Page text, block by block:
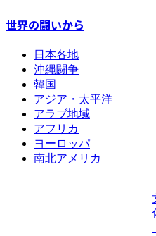
世界の闘いから
日本各地
沖縄闘争
韓国
アジア・太平洋
アラブ地域
アフリカ
ヨーロッパ
南北アメリカ